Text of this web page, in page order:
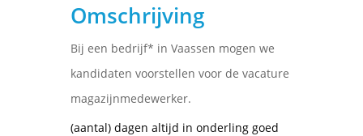
Omschrijving
Bij een bedrijf* in Vaassen mogen we
kandidaten voorstellen voor de vacature
magazijnmedewerker.
(aantal) dagen altijd in onderling goed